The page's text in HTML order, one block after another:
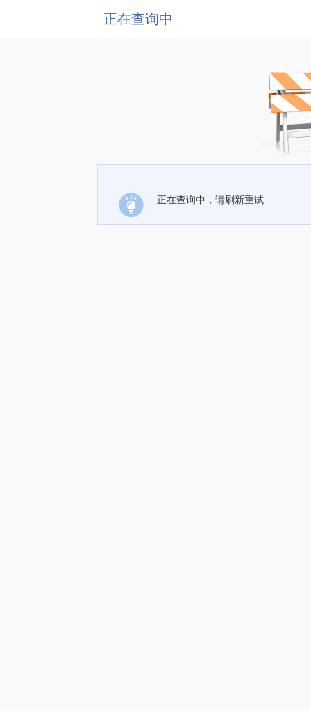
正在查询中
正在查询中，请刷新重试